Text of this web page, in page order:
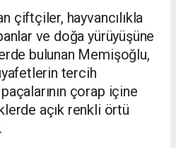
çiftçiler, hayvancılıkla
ve doğa yürüyüşüne
bulunan Memişoğlu,
tercih
çorap içine
açık renkli örtü